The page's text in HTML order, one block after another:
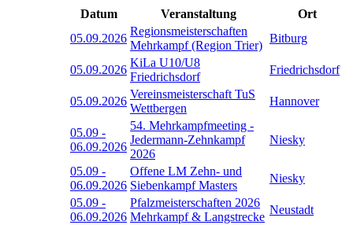
Datum Veranstaltung
Ort
05.09.2026
Regionsmeisterschaften
Mehrkampf (Region Trier)
Bitburg
05.09.2026
KiLa U10/U8
Friedrichsdorf
Friedrichsdorf
05.09.2026
Vereinsmeisterschaft TuS
Wettbergen
Hannover
05.09 -
06.09.2026
54. Mehrkampfmeeting -
Jedermann-Zehnkampf
2026
Niesky
05.09 -
06.09.2026
Offene LM Zehn- und
Siebenkampf Masters
Niesky
05.09 -
06.09.2026
Pfalzmeisterschaften 2026
Mehrkampf & Langstrecke
Neustadt